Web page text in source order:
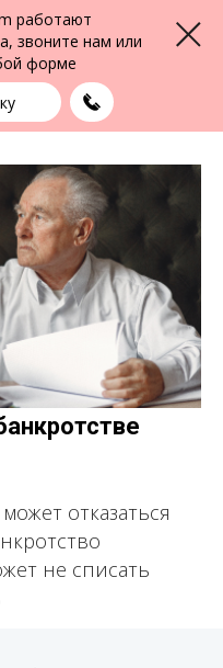
работают
звоните нам или
форме
55-83-49
отказаться
не списать